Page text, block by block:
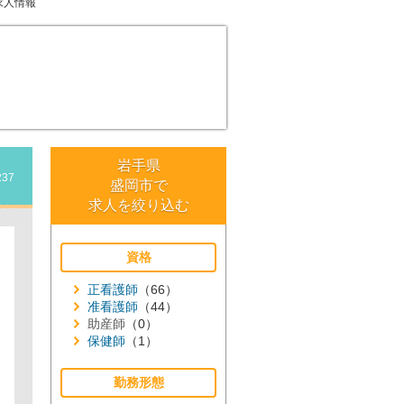
人情報
岩手県
盛岡市で
求人を絞り込む
資格
正看護師 （66）
准看護師 （44）
助産師 （0）
保健師 （1）
勤務形態